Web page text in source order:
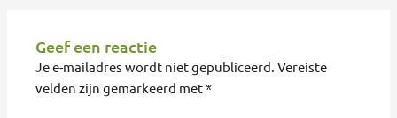
Geef een reactie
Je e-mailadres wordt niet gepubliceerd. Vereiste
velden zijn gemarkeerd met*